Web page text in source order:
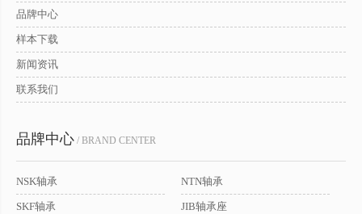
品牌中心
样本下载
新闻资讯
联系我们
品牌中心 / BRAND CENTER
NSK轴承 NTN轴承
SKF轴承 JIB轴承座